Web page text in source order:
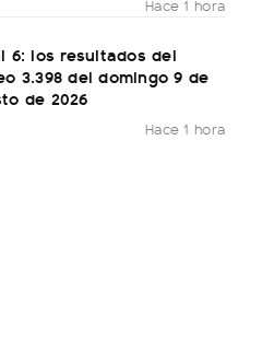
Hace 1 hora
6: los resultados del
3.398 del domingo 9 de
de 2026
Hace 1 hora